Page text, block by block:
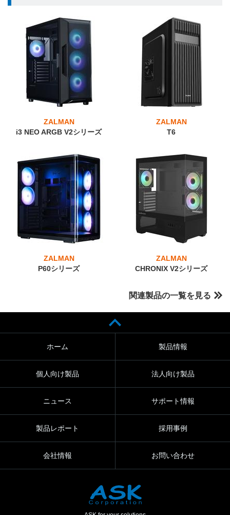
ZALMAN
i3 NEO ARGB V2シリーズ
ZALMAN
T6
ZALMAN
P60シリーズ
ZALMAN
CHRONIX V2シリーズ
関連製品の一覧を見る
ホーム 製品情報
個人向け製品 法人向け製品
ニュース サポート情報
製品レポート 採用事例
会社情報 お問い合わせ